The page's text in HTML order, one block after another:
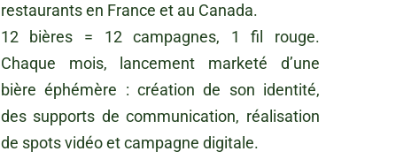
restaurants en France et au Canada.
12 bières = 12 campagnes, 1 fil rouge.
Chaque mois, lancement marketé d’une
bière éphémère : création de son identité,
des supports de communication, réalisation
de spots vidéo et campagne digitale.